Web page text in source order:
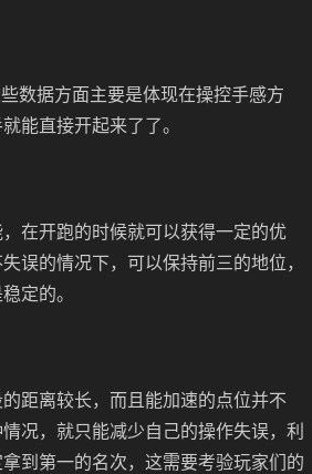
数据方面主要是体现在操控手感方
能直接开起来了了。
在开跑的时候就可以获得一定的优
误的情况下，可以保持前三的地位，
定的。
距离较长，而且能加速的点位并不
况，就只能减少自己的操作失误，利
到第一的名次，这需要考验玩家们的